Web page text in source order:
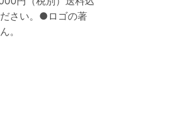
さい。●ロゴの著
。